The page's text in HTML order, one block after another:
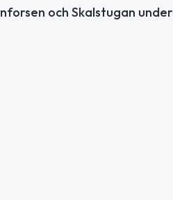
och Skalstugan under